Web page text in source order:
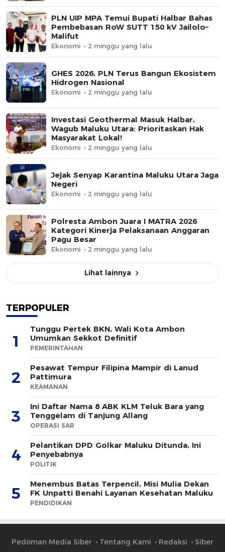
PLN UIP MPA Temui Bupati Halbar Bahas
Pembebasan RoW SUTT 150 kV Jailolo–
Malifut
Ekonomi 2 minggu yang lalu
GHES 2026, PLN Terus Bangun Ekosistem
Hidrogen Nasional
Ekonomi 2 minggu yang lalu
Investasi Geothermal Masuk Halbar,
Wagub Maluku Utara: Prioritaskan Hak
Masyarakat Lokal!
Ekonomi 2 minggu yang lalu
Jejak Senyap Karantina Maluku Utara Jaga
Negeri
Ekonomi 2 minggu yang lalu
Polresta Ambon Juara I MATRA 2026
Kategori Kinerja Pelaksanaan Anggaran
Pagu Besar
Ekonomi 2 minggu yang lalu
Lihat lainnya
TERPOPULER
1
Tunggu Pertek BKN, Wali Kota Ambon
Umumkan Sekkot Definitif
PEMERINTAHAN
2
Pesawat Tempur Filipina Mampir di Lanud
Pattimura
KEAMANAN
3
Ini Daftar Nama 8 ABK KLM Teluk Bara yang
Tenggelam di Tanjung Allang
OPERASI SAR
4
Pelantikan DPD Golkar Maluku Ditunda, Ini
Penyebabnya
POLITIK
5
Menembus Batas Terpencil, Misi Mulia Dekan
FK Unpatti Benahi Layanan Kesehatan Maluku
PENDIDIKAN
Pedoman Media Siber Tentang Kami Redaksi Siber